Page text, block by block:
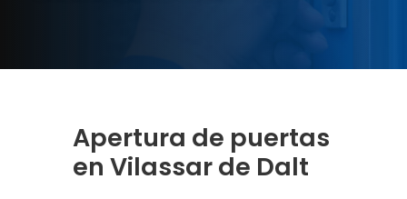
Apertura de puertas
en Vilassar de Dalt